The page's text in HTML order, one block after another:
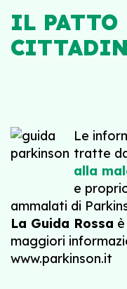
IL PATTO
Le
tratte
alla
e
ammalati di
La Guida Rossa
maggiori
www.parkinson.it